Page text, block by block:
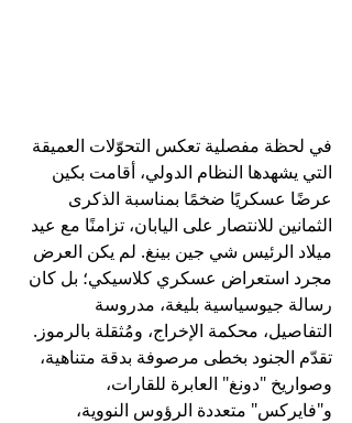
في لحظة مفصلية تعكس التحوّلات العميقة
التي يشهدها النظام الدولي، أقامت بكين
عرضًا عسكريًا ضخمًا بمناسبة الذكرى
الثمانين للانتصار على اليابان، تزامنًا مع عيد
ميلاد الرئيس شي جين بينغ. لم يكن العرض
مجرد استعراض عسكري كلاسيكي؛ بل كان
رسالة جيوسياسية بليغة، مدروسة
التفاصيل، محكمة الإخراج، ومُثقلة بالرموز.
تقدّم الجنود بخطى مرصوفة بدقة متناهية،
وصواريخ "دونغ" العابرة للقارات،
و"فايركس" متعددة الرؤوس النووية،